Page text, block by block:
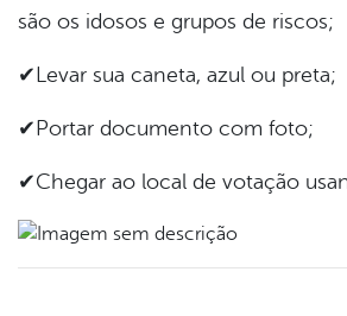
são os idosos e grupos de riscos;
✔Levar sua caneta, azul ou preta;
✔Portar documento com foto;
✔Chegar ao local de votação